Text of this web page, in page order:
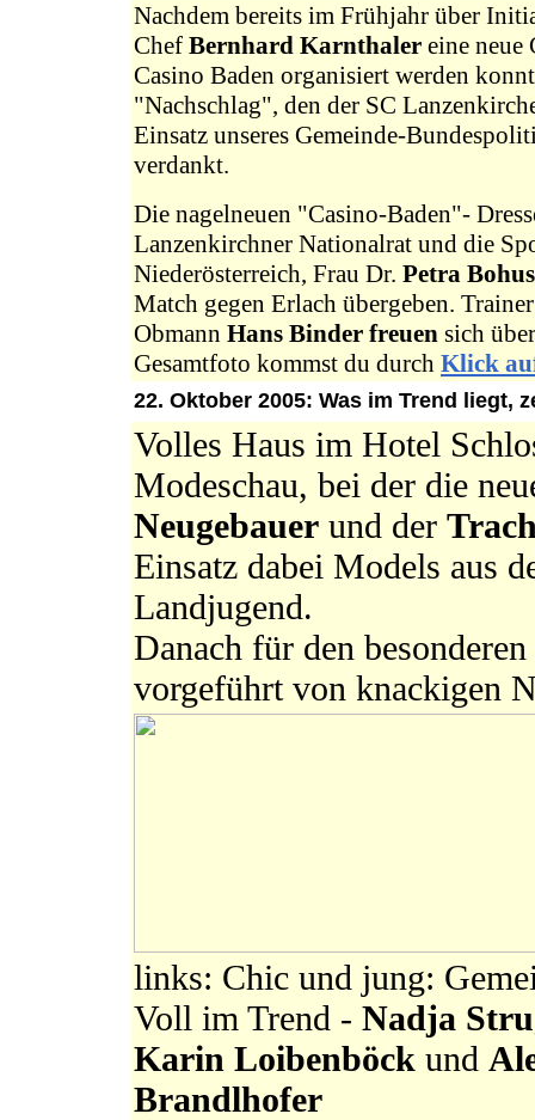
Nachdem bereits im Frühjahr über
Chef Bernhard Karnthaler eine neue
Casino Baden organisiert werden
"Nachschlag", den der SC
Einsatz unseres Gemeinde-
verdankt.
Die nagelneuen "Casino-Baden"-
Lanzenkirchner Nationalrat und die
Niederösterreich, Frau Dr. Petra
Match gegen Erlach übergeben.
Obmann Hans Binder freuen sich
Gesamtfoto kommst du durch Klick
22. Oktober 2005: Was im Trend liegt,
Volles Haus im Hotel
Modeschau, bei der die
Neugebauer und der
Einsatz dabei Models aus
Landjugend.
Danach für den
vorgeführt von knackigen
links: Chic und jung:
Voll im Trend - Nadja
Karin Loibenböck und
Brandlhofer